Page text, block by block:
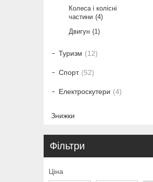
Колеса і колісні
частини 4
Двигун
1
Туризм 12
Спорт 52
Електроскутери 4
Знижки
Фільтри
Ціна